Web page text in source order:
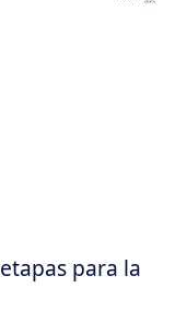
para la